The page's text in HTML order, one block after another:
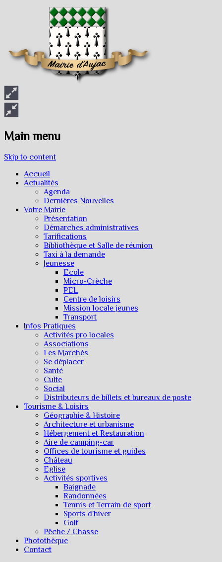
Main menu
Skip to content
Accueil
Actualités
Agenda
Dernières Nouvelles
Votre Mairie
Présentation
Démarches administratives
Tarifications
Bibliothèque et Salle de réunion
Taxi à la demande
Jeunesse
Ecole
Micro-Crèche
PEL
Centre de loisirs
Mission locale jeunes
Transport
Infos Pratiques
Activités pro locales
Associations
Les Marchés
Se déplacer
Santé
Culte
Social
Distributeurs de billets et bureaux de poste
Tourisme & Loisirs
Géographie & Histoire
Architecture et urbanisme
Hébergement et Restauration
Aire de camping-car
Offices de tourisme et guides
Château
Eglise
Activités sportives
Baignade
Randonnées
Tennis et Terrain de sport
Sports d’hiver
Golf
Pêche / Chasse
Photothèque
Contact